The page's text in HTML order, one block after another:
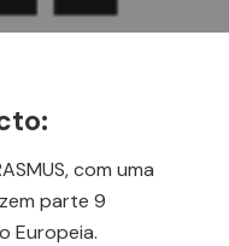
com uma
parte 9
Europeia.